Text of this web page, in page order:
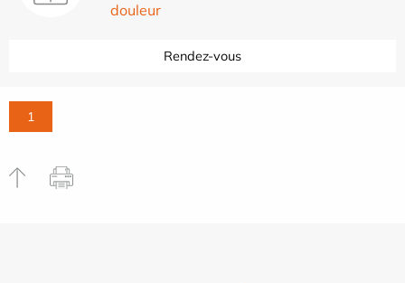
douleur
Rendez-vous
1